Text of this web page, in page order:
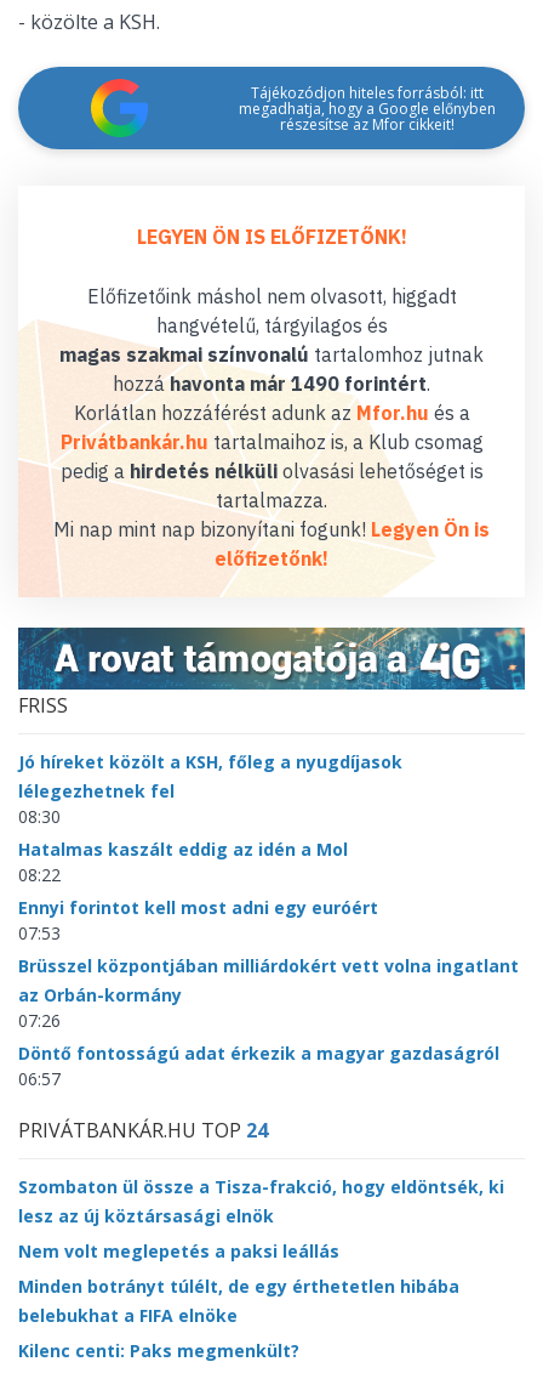
- közölte a KSH.
Tájékozódjon hiteles forrásból: itt
megadhatja, hogy a Google előnyben
részesítse az Mfor cikkeit!
LEGYEN ÖN IS ELŐFIZETŐNK!
Előfizetőink máshol nem olvasott, higgadt
hangvételű, tárgyilagos és
magas szakmai színvonalú tartalomhoz jutnak
hozzáhavonta már 1490 forintért.
Korlátlan hozzáférést adunk az Mfor.hu és a
Privátbankár.hu tartalmaihoz is, a Klub csomag
pedig a hirdetés nélküliolvasási lehetőséget is
tartalmazza.
Mi nap mint nap bizonyítani fogunk! Legyen Ön is
előfizetőnk!
FRISS
Jó híreket közölt a KSH, főleg a nyugdíjasok
lélegezhetnek fel
08:30
Hatalmas kaszált eddig az idén a Mol
08:22
Ennyi forintot kell most adni egy euróért
07:53
Brüsszel központjában milliárdokért vett volna ingatlant
az Orbán-kormány
07:26
Döntő fontosságú adat érkezik a magyar gazdaságról
06:57
PRIVÁTBANKÁR.HU TOP 24
Szombaton ül össze a Tisza-frakció, hogy eldöntsék, ki
lesz az új köztársasági elnök
Nem volt meglepetés a paksi leállás
Minden botrányt túlélt, de egy érthetetlen hibába
belebukhat a FIFA elnöke
Kilenc centi: Paks megmenkült?